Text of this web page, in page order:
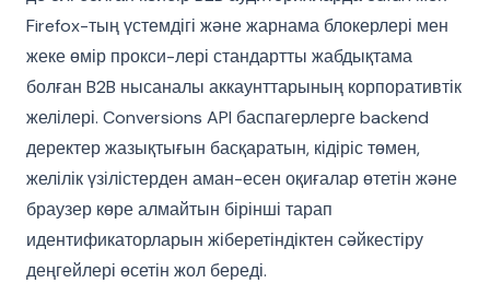
Firefox-тың үстемдігі және жарнама блокерлері мен
жеке өмір прокси-лері стандартты жабдықтама
болған B2B нысаналы аккаунттарының корпоративтік
желілері. Conversions API баспагерлерге backend
деректер жазықтығын басқаратын, кідіріс төмен,
желілік үзілістерден аман-есен оқиғалар өтетін және
браузер көре алмайтын бірінші тарап
идентификаторларын жіберетіндіктен сәйкестіру
деңгейлері өсетін жол береді.